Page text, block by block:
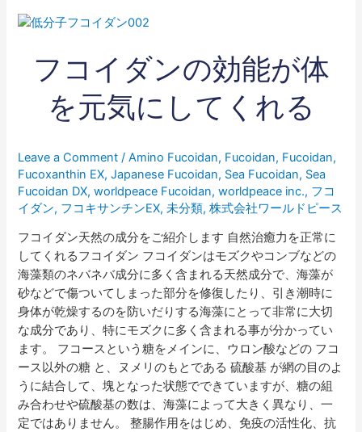
フコイダンの効能が体
を元気にしてくれる
Leave a Comment /Amino Fucoidan, Fucoidan, Fucoidan,
Fucoxanthin EX,Japanese Fucoidan, Sea Fucoidan, Sea
Fucoidan DX,worldpeace Fucoidan,worldpeace inc., フコ
イダン, フコキサンチンEX,未分類,株式会社ワールドピース
フコイダン天然の成分をご紹介します 自然治癒力を正常に
してくれるフコイダン フコイダンはモズクやコンブなどの
海藻類のネバネバ成分に多く含まれる天然成分で、海藻が
砂などで傷ついてしまった部分を修復したり、引き潮時に
身体が乾燥するのを防いだりする海藻にとって非常に大切
な成分であり、特にモズクに多く含まれる事が分かってい
ます。 フコースという糖をメインに、ウロン酸などの フコ
ース以外の糖 と、ヌメリのもとである 硫酸基 が網の目のよ
うに結合して、塊となった状態でできていますが、糖の組
み合わせや硫酸基の数は、海藻によって大きく異なり、一
定ではありません。 整腸作用をはじめ、免疫の活性化、抗
フ
能
が
体
を
気
に
し
て
く
れ
る